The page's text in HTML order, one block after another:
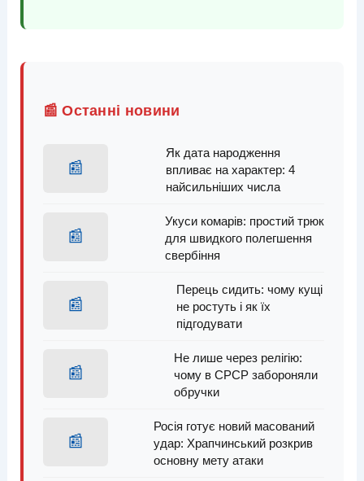
📰 Останні новини
📰
Як дата народження
впливає на характер: 4
найсильніших числа
📰
Укуси комарів: простий трюк
для швидкого полегшення
свербіння
📰
Перець сидить: чому кущі
не ростуть і як їх
підгодувати
📰
Не лише через релігію:
чому в СРСР забороняли
обручки
📰
Росія готує новий масований
удар: Храпчинський розкрив
основну мету атаки